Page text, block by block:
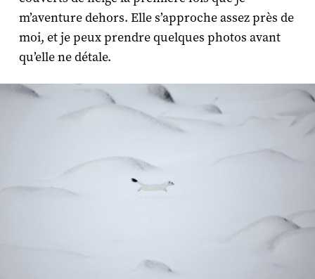
m’aventure dehors. Elle s’approche assez près de
moi, et je peux prendre quelques photos avant
qu’elle ne détale.